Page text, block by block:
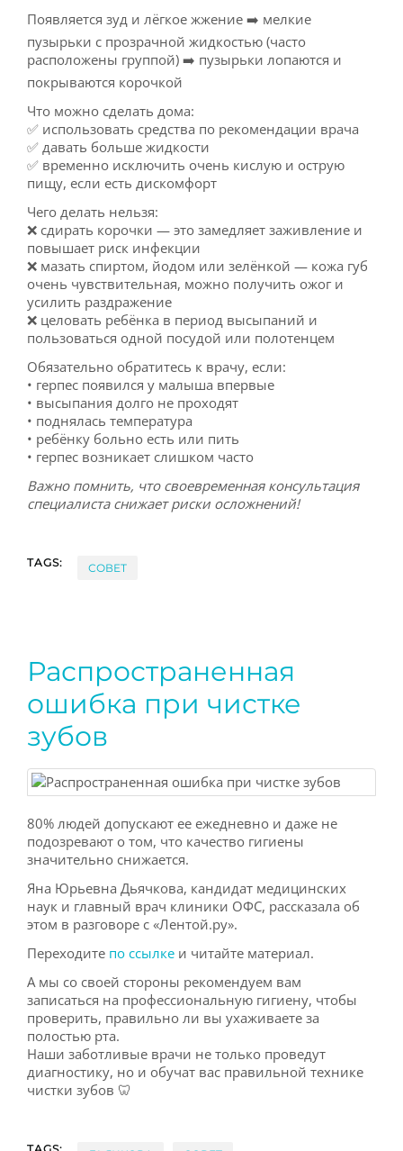
Появляется зуд и лёгкое жжение ➡️ мелкие
пузырьки с прозрачной жидкостью (часто
расположены группой) ➡️ пузырьки лопаются и
покрываются корочкой
Что можно сделать дома:
✅️ использовать средства по рекомендации врача
✅️ давать больше жидкости
✅️ временно исключить очень кислую и острую
пищу, если есть дискомфорт
Чего делать нельзя:
❌️ сдирать корочки — это замедляет заживление и
повышает риск инфекции
❌️ мазать спиртом, йодом или зелёнкой — кожа губ
очень чувствительная, можно получить ожог и
усилить раздражение
❌️ целовать ребёнка в период высыпаний и
пользоваться одной посудой или полотенцем
Обязательно обратитесь к врачу, если:
• герпес появился у малыша впервые
• высыпания долго не проходят
• поднялась температура
• ребёнку больно есть или пить
• герпес возникает слишком часто
Важно помнить, что своевременная консультация
специалиста снижает риски осложнений!
TAGS: СОВЕТ
Распространенная
ошибка при чистке
зубов
80% людей допускают ее ежедневно и даже не
подозревают о том, что качество гигиены
значительно снижается.
Яна Юрьевна Дьячкова, кандидат медицинских
наук и главный врач клиники ОФС, рассказала об
этом в разговоре с «Лентой.ру».
Переходите по ссылке и читайте материал.
А мы со своей стороны рекомендуем вам
записаться на профессиональную гигиену, чтобы
проверить, правильно ли вы ухаживаете за
полостью рта.
Наши заботливые врачи не только проведут
диагностику, но и обучат вас правильной технике
чистки зубов 🦷